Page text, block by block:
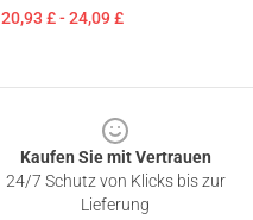
20,93 £ - 24,09 £
Kaufen Sie mit Vertrauen
24/7 Schutz von Klicks bis zur
Lieferung